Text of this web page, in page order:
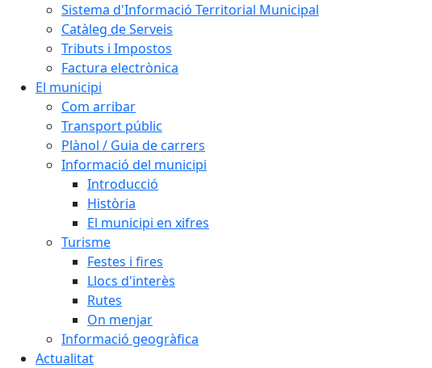
Sistema d'Informació Territorial Municipal
Catàleg de Serveis
Tributs i Impostos
Factura electrònica
El municipi
Com arribar
Transport públic
Plànol / Guia de carrers
Informació del municipi
Introducció
Història
El municipi en xifres
Turisme
Festes i fires
Llocs d'interès
Rutes
On menjar
Informació geogràfica
Actualitat